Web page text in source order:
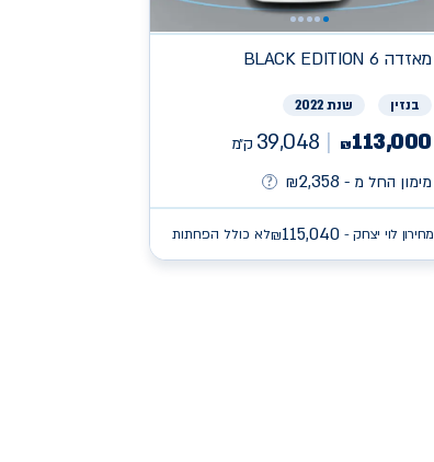
מאזדה BLACK EDITION 6
בנזין שנת 2022
₪113,000
39,048 ק״מ
מימון החל מ -
₪2,358
מחירון לוי יצחק - ₪115,040 לא כולל הפחתות